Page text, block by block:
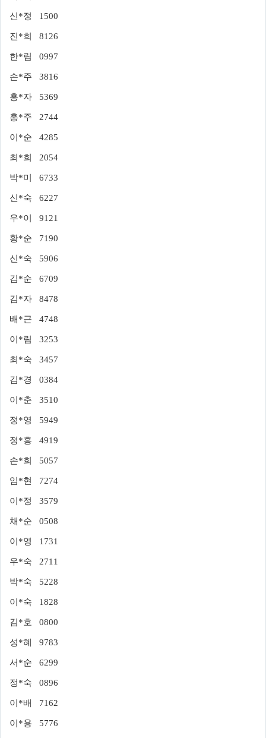
신*정 1500
진*희 8126
한*림 0997
손*주 3816
홍*자 5369
홍*주 2744
이*순 4285
최*희 2054
박*미 6733
신*숙 6227
우*이 9121
황*순 7190
신*숙 5906
김*순 6709
김*자 8478
배*근 4748
이*림 3253
최*숙 3457
김*경 0384
이*춘 3510
정*영 5949
정*흥 4919
손*희 5057
임*현 7274
이*정 3579
채*순 0508
이*영 1731
우*숙 2711
박*숙 5228
이*숙 1828
김*호 0800
성*혜 9783
서*순 6299
정*숙 0896
이*배 7162
이*용 5776